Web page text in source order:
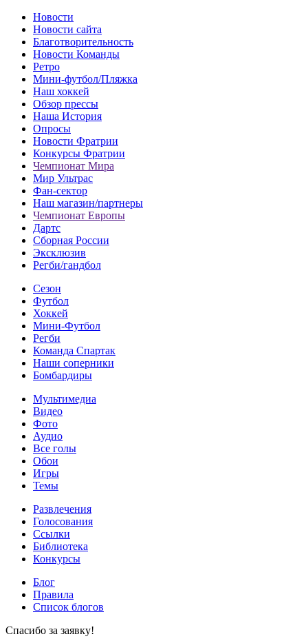
Новости
Новости сайта
Благотворительность
Новости Команды
Ретро
Мини-футбол/Пляжка
Наш хоккей
Обзор прессы
Наша История
Опросы
Новости Фратрии
Конкурсы Фратрии
Чемпионат Мира
Мир Ультрас
Фан-cектор
Наш магазин/партнеры
Чемпионат Европы
Дартс
Сборная России
Эксклюзив
Регби/гандбол
Сезон
Футбол
Хоккей
Мини-Футбол
Регби
Команда Спартак
Наши соперники
Бомбардиры
Мультимедиа
Видео
Фото
Аудио
Все голы
Обои
Игры
Темы
Развлечения
Голосования
Ссылки
Библиотека
Конкурсы
Блог
Правила
Список блогов
Спасибо за заявку!